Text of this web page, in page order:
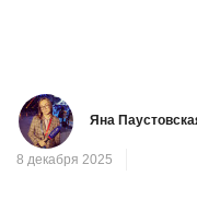
Яна
8 декабря 2025